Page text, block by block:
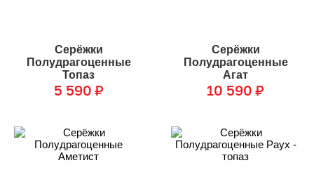
Серёжки
Полудрагоценные
Топаз
5 590 ₽
Серёжки
Полудрагоценные
Агат
10 590 ₽